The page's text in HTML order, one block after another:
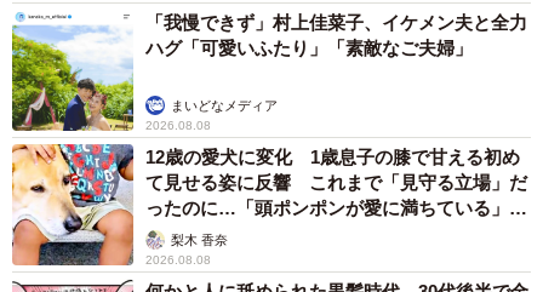
「我慢できず」村上佳菜子、イケメン夫と全力
ハグ「可愛いふたり」「素敵なご夫婦」
まいどなメディア
2026.08.08
12歳の愛犬に変化 1歳息子の膝で甘える初め
て見せる姿に反響 これまで「見守る立場」だ
ったのに…「頭ポンポンが愛に満ちている」
「尊…」
梨木 香奈
2026.08.08